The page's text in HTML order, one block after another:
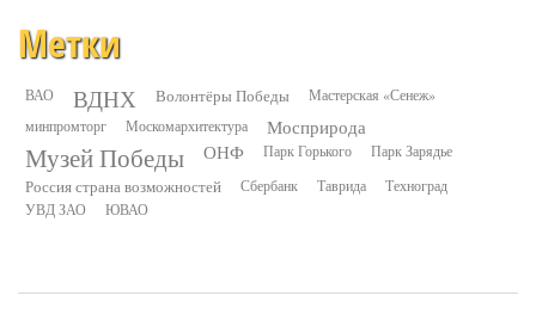
Метки
ВАО ВДНХ Волонтёры Победы
Мастерская «Сенеж»
минпромторг
Москомархитектура Мосприрода
Музей Победы ОНФ Парк Горького Парк Зарядье
Россия страна возможностей Сбербанк Таврида
Техноград
УВД ЗАО
ЮВАО